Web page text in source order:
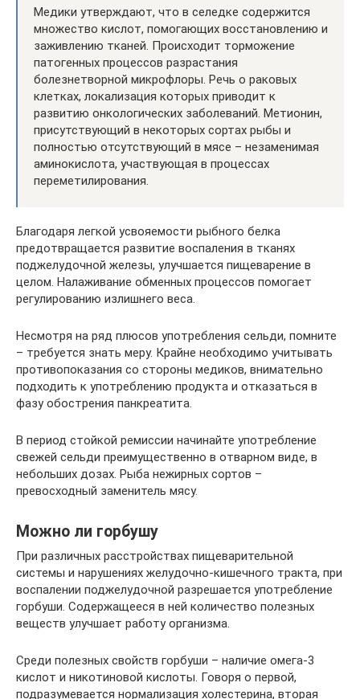
Медики утверждают, что в селедке содержится
множество кислот, помогающих восстановлению и
заживлению тканей. Происходит торможение
патогенных процессов разрастания
болезнетворной микрофлоры. Речь о раковых
клетках, локализация которых приводит к
развитию онкологических заболеваний. Метионин,
присутствующий в некоторых сортах рыбы и
полностью отсутствующий в мясе – незаменимая
аминокислота, участвующая в процессах
переметилирования.
Благодаря легкой усвояемости рыбного белка
предотвращается развитие воспаления в тканях
поджелудочной железы, улучшается пищеварение в
целом. Налаживание обменных процессов помогает
регулированию излишнего веса.
Несмотря на ряд плюсов употребления сельди, помните
– требуется знать меру. Крайне необходимо учитывать
противопоказания со стороны медиков, внимательно
подходить к употреблению продукта и отказаться в
фазу обострения панкреатита.
В период стойкой ремиссии начинайте употребление
свежей сельди преимущественно в отварном виде, в
небольших дозах. Рыба нежирных сортов –
превосходный заменитель мясу.
Можно ли горбушу
При различных расстройствах пищеварительной
системы и нарушениях желудочно-кишечного тракта, при
воспалении поджелудочной разрешается употребление
горбуши. Содержащееся в ней количество полезных
веществ улучшает работу организма.
Среди полезных свойств горбуши – наличие омега-3
кислот и никотиновой кислоты. Говоря о первой,
подразумевается нормализация холестерина, вторая